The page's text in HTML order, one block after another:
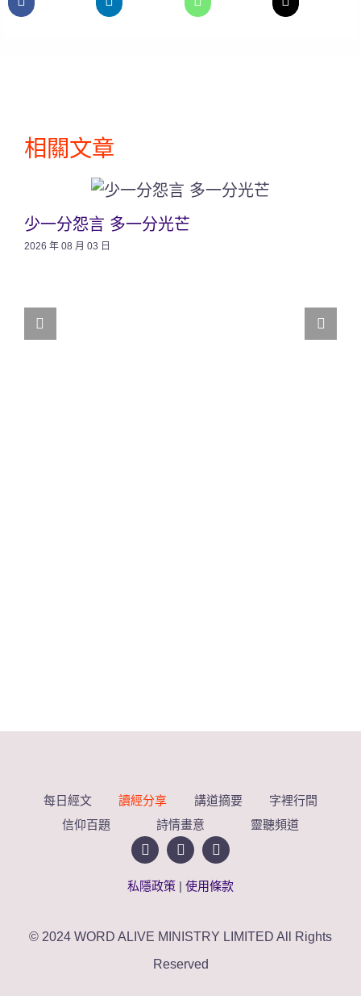
相關文章
少一分怨言 多一分光芒
2026 年 08 月 03 日
每日經文 讀經分享 講道摘要
字裡行間
信仰百題
詩情畫意 靈聽頻道
私隱政策 | 使用條款
© 2024 WORD ALIVE MINISTRY LIMITED All Rights
Reserved